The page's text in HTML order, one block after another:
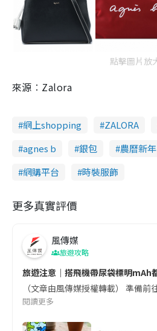
點擊圖片放
來源︰Zalora
網上shopping ZALORA
agnes b
銀包 農曆新年
網購平台
時裝服飾
更多真實評價
風傳媒
旅遊攻略
旅遊注意｜搭飛機帶尿袋標明mAh
（文章由風傳媒授權轉載） 準備
閱讀更多